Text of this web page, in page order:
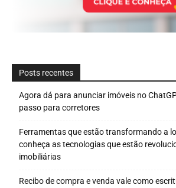
Posts recentes
Agora dá para anunciar imóveis no
passo para corretores
Ferramentas que estão transformando a
conheça as tecnologias que estão
imobiliárias
Recibo de compra e venda vale como